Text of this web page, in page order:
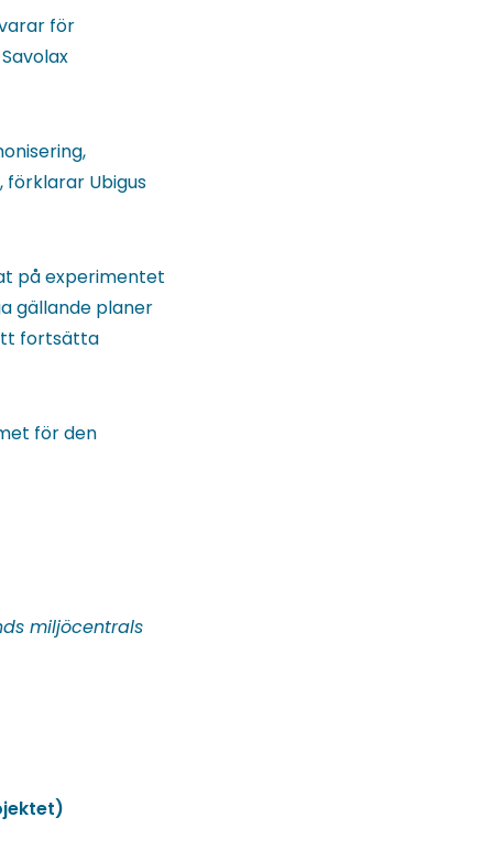
för
förklarar Ubigus
på experimentet
gällande planer
fortsätta
för den
miljöcentrals